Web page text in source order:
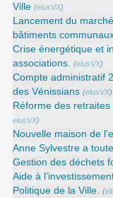
Ville (elusVX)
Lancement du
bâtiments
Crise énergétique et
associations.
(elusVX)
Compte administratif
des Vénissians (elusVX)
Réforme des
elusVX)
Nouvelle maison de
Anne Sylvestre a
Gestion des déchets
Aide à
Politique de la Ville. (